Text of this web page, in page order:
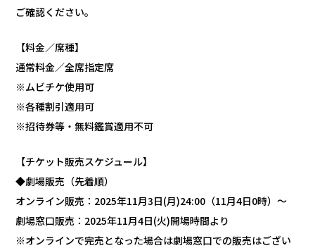
ご確認ください。
【料金／席種】
通常料金／全席指定席
※ムビチケ使用可
※各種割引適用可
※招待券等・無料鑑賞適用不可
【チケット販売スケジュール】
◆劇場販売（先着順）
オンライン販売：2025年11月3日(月)24:00（11月4日0時）～
劇場窓口販売：2025年11月4日(火)開場時間より
※オンラインで完売となった場合は劇場窓口での販売はござい